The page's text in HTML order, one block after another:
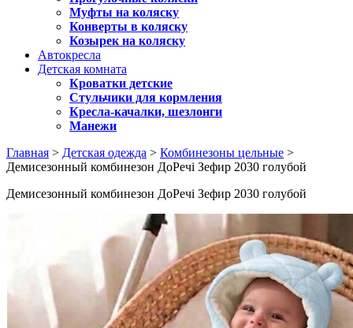
Муфты на коляску
Конверты в коляску
Козырек на коляску
Автокресла
Детская комната
Кроватки детские
Стульчики для кормления
Кресла-качалки, шезлонги
Манежи
Главная > Детская одежда > Комбинезоны цельные >
Демисезонный комбинезон ДоРечі Зефир 2030 голубой
Демисезонный комбинезон ДоРечі Зефир 2030 голубой